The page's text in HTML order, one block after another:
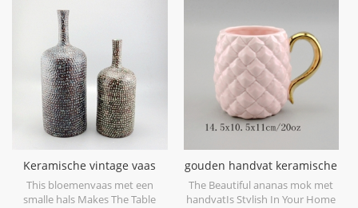
decorative objects. Can be sold
individually.
afzonderlijk worden verkocht.
Keramische vintage vaas
met smalle hals
This bloemenvaas met een
smalle hals Makes The Table
gouden handvat keramische
ananas mok
The Beautiful ananas mok met
handvatIs Stylish In Your Home